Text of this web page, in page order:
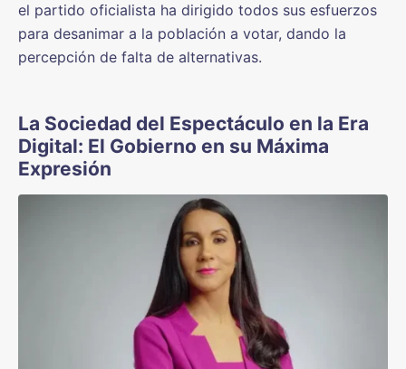
el partido oficialista ha dirigido todos sus esfuerzos
para desanimar a la población a votar, dando la
percepción de falta de alternativas.
La Sociedad del Espectáculo en la Era
Digital: El Gobierno en su Máxima
Expresión